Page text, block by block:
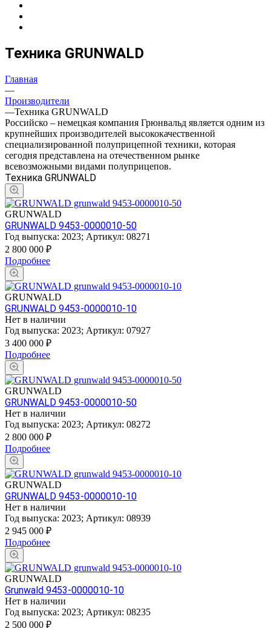
Техника GRUNWALD
Главная
—
Производители
—Техника GRUNWALD
Российско – немецкая компания Грюнвальд является одним из
крупнейших производителей высококачественной
специализированной полуприцепной техники, которая
сегодня представлена на отечественном рынке
всевозможными видами полуприцепов.
Техника GRUNWALD
GRUNWALD
GRUNWALD 9453-0000010-50
Год выпуска: 2023; Артикул: 08271
2 800 000 ₽
Подробнее
GRUNWALD
GRUNWALD 9453-0000010-10
Нет в наличии
Год выпуска: 2023; Артикул: 07927
3 400 000 ₽
Подробнее
GRUNWALD
GRUNWALD 9453-0000010-50
Нет в наличии
Год выпуска: 2023; Артикул: 08272
2 800 000 ₽
Подробнее
GRUNWALD
GRUNWALD 9453-0000010-10
Нет в наличии
Год выпуска: 2023; Артикул: 08939
2 945 000 ₽
Подробнее
GRUNWALD
Grunwald 9453-0000010-10
Нет в наличии
Год выпуска: 2023; Артикул: 08235
2 500 000 ₽